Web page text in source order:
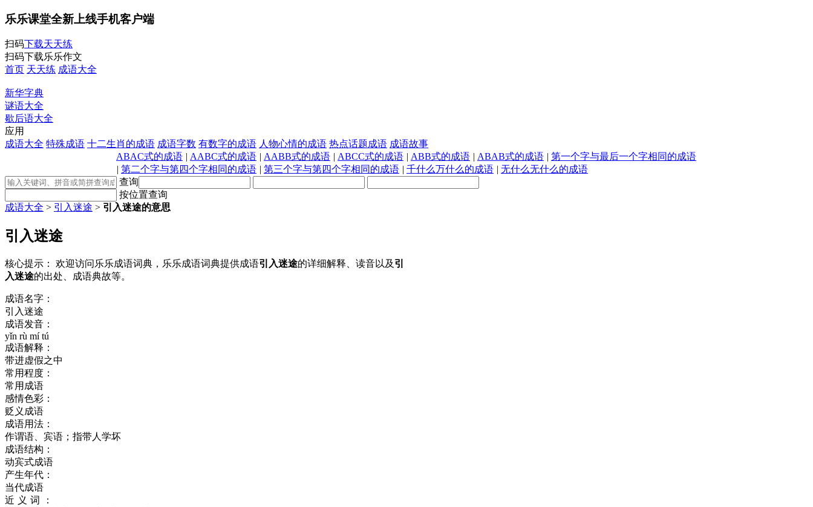
乐乐课堂全新上线手机客户端
扫码下载天天练
扫码下载乐乐作文
首页 天天练 成语大全
新华字典
谜语大全
歇后语大全
应用
成语大全 特殊成语 十二生肖的成语 成语字数 有数字的成语 人物心情的成语 热点话题成语 成语故事
ABAC式的成语 | AABC式的成语 | AABB式的成语 | ABCC式的成语 | ABB式的成语 | ABAB式的成语 | 第一个字与最后一个字相同的成语
| 第二个字与第四个字相同的成语 | 第三个字与第四个字相同的成语 | 千什么万什么的成语 | 无什么无什么的成语
查询
按位置查询
成语大全 > 引入迷途 > 引入迷途的意思
引入迷途
核心提示： 欢迎访问乐乐成语词典，乐乐成语词典提供成语引入迷途的详细解释、读音以及 引
入迷途的出处、成语典故等。
成语名字：
引入迷途
成语发音：
yǐn rù mí tú
成语解释：
带进虚假之中
常用程度：
常用成语
感情色彩：
贬义成语
成语用法：
作谓语、宾语；指带人学坏
成语结构：
动宾式成语
产生年代：
当代成语
近义词：